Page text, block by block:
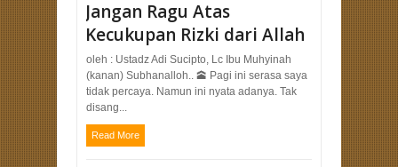
Jangan Ragu Atas
Kecukupan Rizki dari Allah
oleh : Ustadz Adi Sucipto, Lc Ibu Muhyinah
(kanan) Subhanalloh.. 🕋 Pagi ini serasa saya
tidak percaya. Namun ini nyata adanya. Tak
disang...
Read More